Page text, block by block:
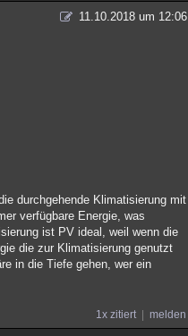
11.10.2018 um 12:06
durchgehende Klimatisierung mit
verfügbare Energie, was
ist PV ideal, weil wenn die
die zur Klimatisierung genutzt
in die Tiefe gehen, wer ein
1x zitiert melden